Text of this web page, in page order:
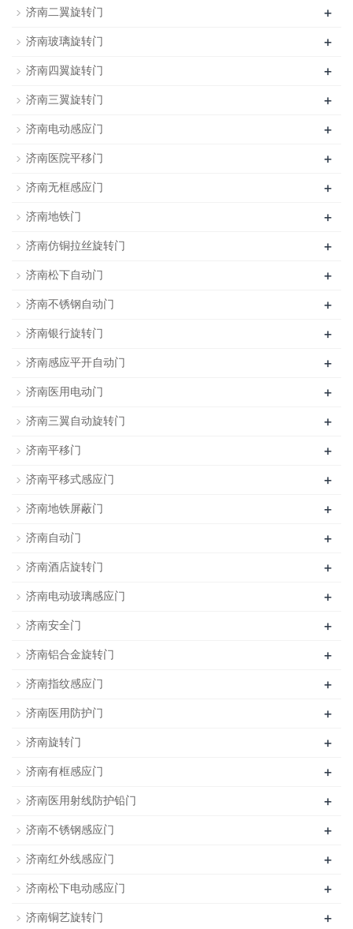
济南二翼旋转门 +
济南玻璃旋转门 +
济南四翼旋转门 +
济南三翼旋转门 +
济南电动感应门 +
济南医院平移门 +
济南无框感应门 +
济南地铁门 +
济南仿铜拉丝旋转门 +
济南松下自动门 +
济南不锈钢自动门 +
济南银行旋转门 +
济南感应平开自动门 +
济南医用电动门 +
济南三翼自动旋转门 +
济南平移门 +
济南平移式感应门 +
济南地铁屏蔽门 +
济南自动门 +
济南酒店旋转门 +
济南电动玻璃感应门 +
济南安全门 +
济南铝合金旋转门 +
济南指纹感应门 +
济南医用防护门 +
济南旋转门 +
济南有框感应门 +
济南医用射线防护铅门 +
济南不锈钢感应门 +
济南红外线感应门 +
济南松下电动感应门 +
济南铜艺旋转门 +